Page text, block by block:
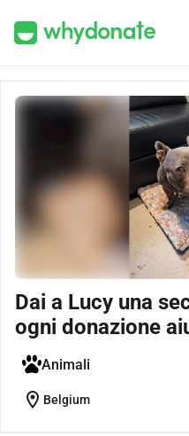
Dai a Lucy una
ogni donazione
Animali
location_on Belgium